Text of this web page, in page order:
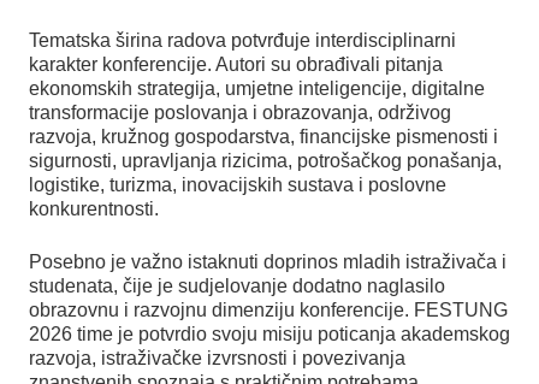
Tematska širina radova potvrđuje interdisciplinarni
karakter konferencije. Autori su obrađivali pitanja
ekonomskih strategija, umjetne inteligencije, digitalne
transformacije poslovanja i obrazovanja, održivog
razvoja, kružnog gospodarstva, financijske pismenosti i
sigurnosti, upravljanja rizicima, potrošačkog ponašanja,
logistike, turizma, inovacijskih sustava i poslovne
konkurentnosti.
Posebno je važno istaknuti doprinos mladih istraživača i
studenata, čije je sudjelovanje dodatno naglasilo
obrazovnu i razvojnu dimenziju konferencije. FESTUNG
2026 time je potvrdio svoju misiju poticanja akademskog
razvoja, istraživačke izvrsnosti i povezivanja